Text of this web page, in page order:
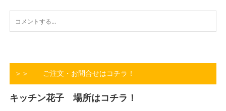
＞＞ ご注文・お問合せはコチラ！
キッチン花子 場所はコチラ！